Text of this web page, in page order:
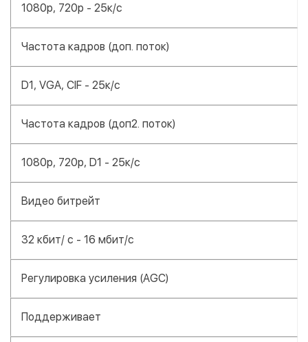
1080р, 720р - 25к/с
Частота кадров (доп. поток)
D1, VGA, CIF - 25к/с
Частота кадров (доп2. поток)
1080р, 720р, D1 - 25к/c
Видео битрейт
32 кбит/ с - 16 мбит/с
Регулировка усиления (AGC)
Поддерживает